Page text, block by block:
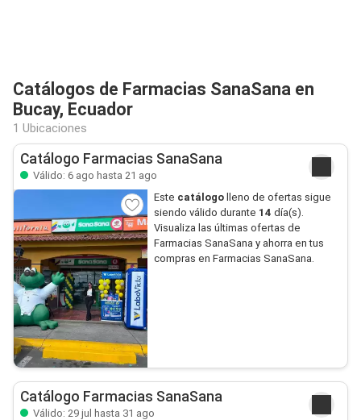
Catálogos de Farmacias SanaSana en
Bucay, Ecuador
1 Ubicaciones
Catálogo Farmacias SanaSana
Válido: 6 ago hasta 21 ago
Este catálogo lleno de ofertas sigue
siendo válido durante 14 día(s).
Visualiza las últimas ofertas de
Farmacias SanaSana y ahorra en tus
compras en Farmacias SanaSana.
Catálogo Farmacias SanaSana
Válido: 29 jul hasta 31 ago